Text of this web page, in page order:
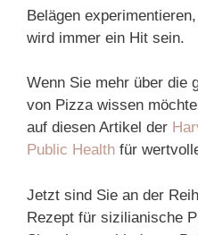
Belägen
wird immer ein Hit sein.
Wenn Sie mehr über die
von Pizza wissen
auf diesen Artikel der
Public Health für
Jetzt sind Sie an der
Rezept für sizilianische